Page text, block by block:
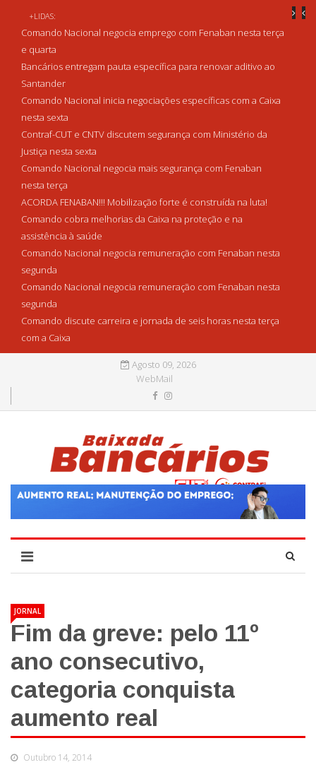
+LIDAS:
Comando Nacional negocia emprego com Fenaban nesta terça
e quarta
Bancários entregam pauta específica para renovar aditivo ao
Santander
Comando Nacional inicia negociações específicas com a Caixa
nesta sexta
Contraf-CUT e CNTV discutem segurança com Ministério da
Justiça nesta sexta
Comando Nacional negocia mais segurança com Fenaban
nesta terça
ACORDA FENABAN!!! Mobilização forte é construída na luta!
Comando cobra melhorias da Caixa na proteção e na
assistência à saúde
Comando Nacional negocia remuneração com Fenaban nesta
segunda
Comando Nacional negocia remuneração com Fenaban nesta
segunda
Comando discute carreira e jornada de seis horas nesta terça
com a Caixa
Agosto 09, 2026
WebMail
JORNAL
Fim da greve: pelo 11º
ano consecutivo,
categoria conquista
aumento real
Outubro 14, 2014